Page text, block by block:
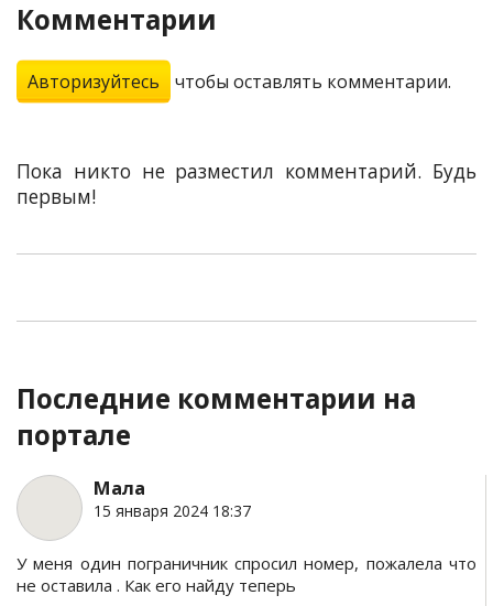
Комментарии
Авторизуйтесь чтобы оставлять комментарии.
Пока никто не разместил комментарий. Будь
первым!
Последние комментарии на
портале
Мала
15 января 2024 18:37
У меня один пограничник спросил номер, пожалела что
не оставила . Как его найду теперь